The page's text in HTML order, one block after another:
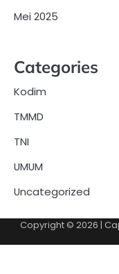
Mei 2025
Categories
Kodim
TMMD
TNI
UMUM
Uncategorized
Copyright © 2026 |